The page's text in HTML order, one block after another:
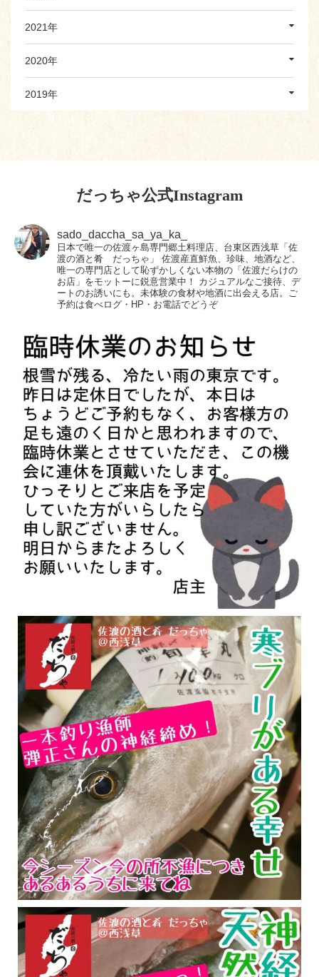
2021年
2020年
2019年
だっちゃ公式Instagram
sado_daccha_sa_ya_ka_
日本で唯一の佐渡ヶ島専門郷土料理店、台東区西浅草「佐
渡の酒と肴 だっちゃ」
佐渡産直鮮魚、珍味、地酒など、
唯一の専門店として恥ずかしくない本物の「佐渡だらけの
お店」をモットーに鋭意営業中！
カジュアルなご接待、デ
ートのお誘いにも。未体験の食材や地酒に出会える店。ご
予約は食べログ・HP・お電話でどうぞ